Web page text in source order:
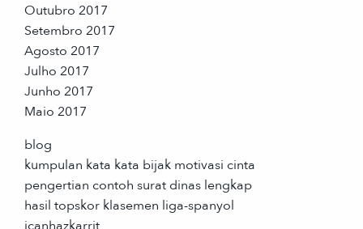
Outubro 2017
Setembro 2017
Agosto 2017
Julho 2017
Junho 2017
Maio 2017
blog
kumpulan kata kata bijak motivasi cinta
pengertian contoh surat dinas lengkap
hasil topskor klasemen liga-spanyol